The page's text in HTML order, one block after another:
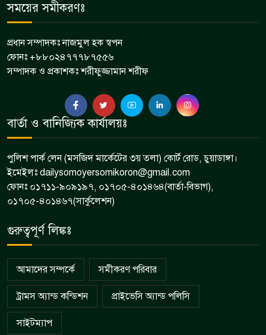
সময়ের সমীকরণঃ
প্রধান সম্পাদকঃ নাজমুল হক স্বপন
ফোনঃ +৮৮০২৪৭৭৭৮৭৫৫৬
সম্পাদক ও প্রকাশকঃ শরীফুজ্জামান শরীফ
বার্তা ও বানিজ্যিক কার্যালয়ঃ
পুলিশ পার্ক লেন (মসজিদ মার্কেটের ৩য় তলা) কোর্ট রোড, চুয়াডাঙ্গা।
ইমেইলঃ dailysomoyersomikoron@gmail.com
ফোনঃ ০১৭১১-৯০৯১৯৭, ০১৭০৫-৪০১৪৬৪(বার্তা-বিভাগ),
০১৭০৫-৪০১৪৬৭(সার্কুলেশন)
গুরুত্বপূর্ণ লিঙ্কঃ
আমাদের সম্পর্কে সমীকরণ পরিবার
ট্রামস অ্যান্ড কন্ডিশন প্রাইভেসি অ্যান্ড পলিসি
সাইটম্যাপ